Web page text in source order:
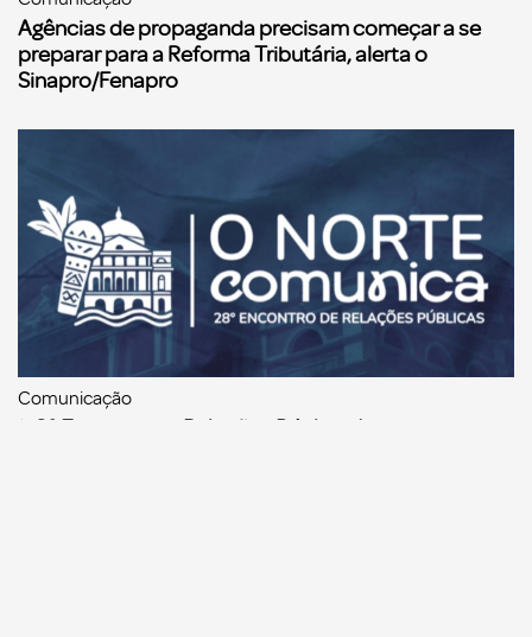
Agências de propaganda precisam começar a se
preparar para a Reforma Tributária, alerta o
Sinapro/Fenapro
Comunicação
‘28° Encontro de Relações Públicas’ destaca a